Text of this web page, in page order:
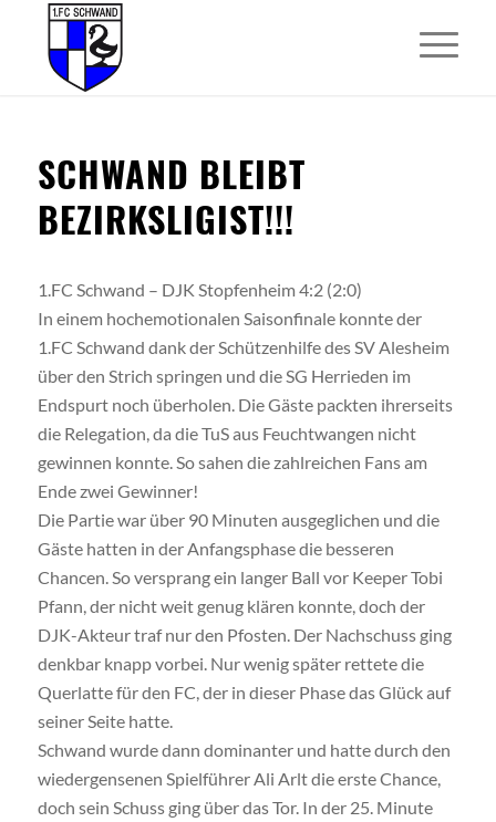
SCHWAND BLEIBT
BEZIRKSLIGIST!!!
1.FC Schwand – DJK Stopfenheim 4:2 (2:0)
In einem hochemotionalen Saisonfinale konnte der
1.FC Schwand dank der Schützenhilfe des SV Alesheim
über den Strich springen und die SG Herrieden im
Endspurt noch überholen. Die Gäste packten ihrerseits
die Relegation, da die TuS aus Feuchtwangen nicht
gewinnen konnte. So sahen die zahlreichen Fans am
Ende zwei Gewinner!
Die Partie war über 90 Minuten ausgeglichen und die
Gäste hatten in der Anfangsphase die besseren
Chancen. So versprang ein langer Ball vor Keeper Tobi
Pfann, der nicht weit genug klären konnte, doch der
DJK-Akteur traf nur den Pfosten. Der Nachschuss ging
denkbar knapp vorbei. Nur wenig später rettete die
Querlatte für den FC, der in dieser Phase das Glück auf
seiner Seite hatte.
Schwand wurde dann dominanter und hatte durch den
wiedergensenen Spielführer Ali Arlt die erste Chance,
doch sein Schuss ging über das Tor. In der 25. Minute